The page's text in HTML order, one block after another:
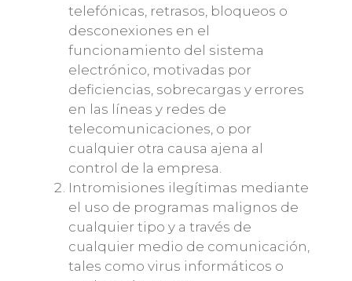
telefónicas, retrasos, bloqueos o
desconexiones en el
funcionamiento del sistema
electrónico, motivadas por
deficiencias, sobrecargas y errores
en las líneas y redes de
telecomunicaciones, o por
cualquier otra causa ajena al
control de la empresa.
Intromisiones ilegítimas mediante
el uso de programas malignos de
cualquier tipo y a través de
cualquier medio de comunicación,
tales como virus informáticos o